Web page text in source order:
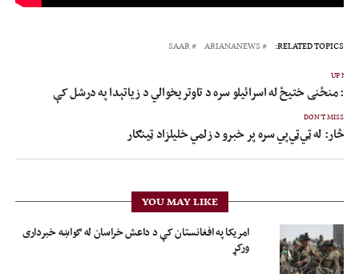
RELATED TOPICS:
ARIANANEWS
SAAR
UP
منځنی ختیځ له اسرائیلو سره د تاوتریخوالي د زیاتېدا په درشل کې
DON'T MISS
څار: له ټي‌ټي‌پي سره پر خبرو د زلمي خلیلزاد ټینګار
YOU MAY LIKE
امریکا په افغانستان کې د داعش خراسان له ګواښه خبرداری
ورکړ